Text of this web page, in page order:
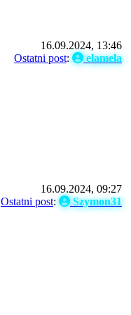
16.09.2024, 13:46
Ostatni post: elamela
16.09.2024, 09:27
Ostatni post: Szymon31